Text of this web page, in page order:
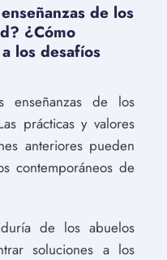
de los
¿Cómo
los desafíos
de los
prácticas y valores
anteriores pueden
contemporáneos de
de los abuelos
soluciones a los